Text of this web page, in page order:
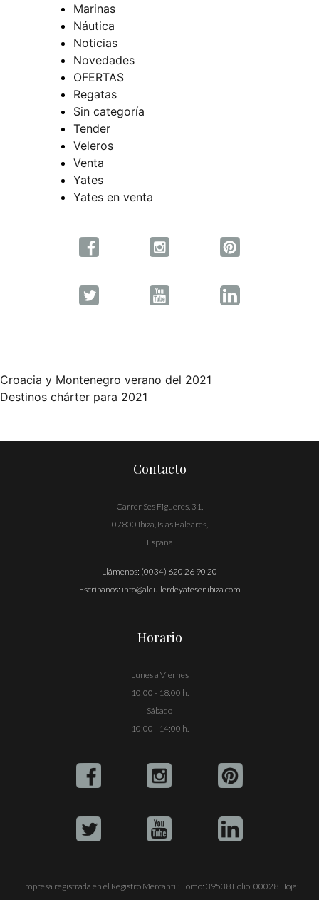
Marinas
Náutica
Noticias
Novedades
OFERTAS
Regatas
Sin categoría
Tender
Veleros
Venta
Yates
Yates en venta
Navegación
entradas
Croacia y Montenegro verano del 2021
Destinos chárter para 2021
Contacto
Carrer Ses Figueres, 31,
07800 Ibiza, Islas Baleares,
España
Llámenos: (0034) 620 26 90 20
Escríbanos: info@alquilerdeyatesenibiza.com
Horario
Lunes a Viernes
10:00 - 18:00 h.
Sábado
10:00 - 14:00 h.
Empresa registrada en el Registro Mercantil: Tomo: 39538 Folio: 00028 Hoja: